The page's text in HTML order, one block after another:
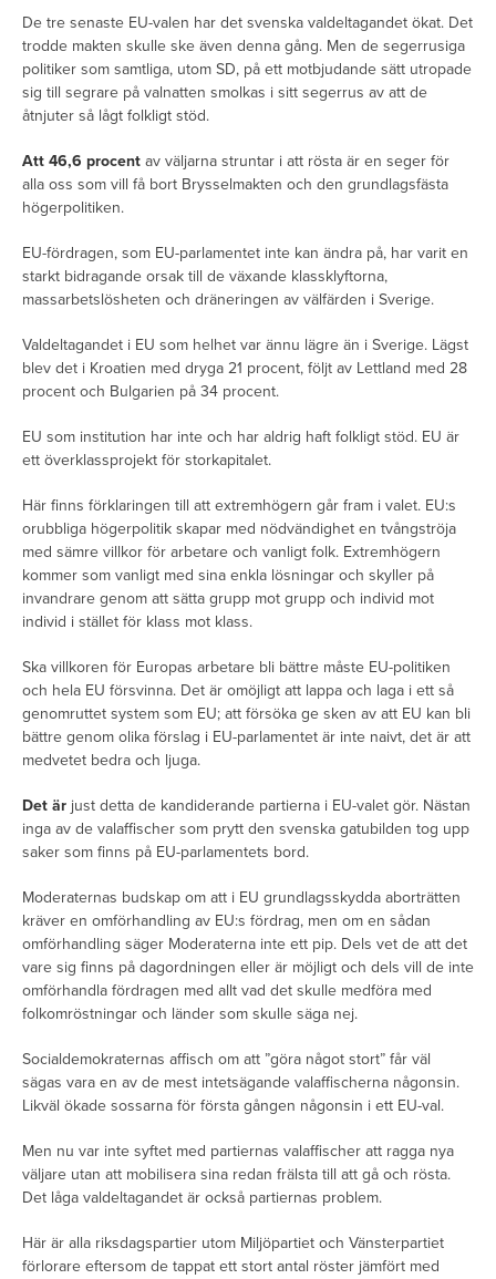
De tre senaste EU-valen har det svenska valdeltagandet ökat. Det
trodde makten skulle ske även denna gång. Men de segerrusiga
politiker som samtliga, utom SD, på ett motbjudande sätt utropade
sig till segrare på valnatten smolkas i sitt segerrus av att de
åtnjuter så lågt folkligt stöd.
Att 46,6 procent av väljarna struntar i att rösta är en seger för
alla oss som vill få bort Brysselmakten och den grundlagsfästa
högerpolitiken.
EU-fördragen, som EU-parlamentet inte kan ändra på, har varit en
starkt bidragande orsak till de växande klassklyftorna,
massarbetslösheten och dräneringen av välfärden i Sverige.
Valdeltagandet i EU som helhet var ännu lägre än i Sverige. Lägst
blev det i Kroatien med dryga 21 procent, följt av Lettland med 28
procent och Bulgarien på 34 procent.
EU som institution har inte och har aldrig haft folkligt stöd. EU är
ett överklassprojekt för storkapitalet.
Här finns förklaringen till att extremhögern går fram i valet. EU:s
orubbliga högerpolitik skapar med nödvändighet en tvångströja
med sämre villkor för arbetare och vanligt folk. Extremhögern
kommer som vanligt med sina enkla lösningar och skyller på
invandrare genom att sätta grupp mot grupp och individ mot
individ i stället för klass mot klass.
Ska villkoren för Europas arbetare bli bättre måste EU-politiken
och hela EU försvinna. Det är omöjligt att lappa och laga i ett så
genomruttet system som EU; att försöka ge sken av att EU kan bli
bättre genom olika förslag i EU-parlamentet är inte naivt, det är att
medvetet bedra och ljuga.
Det är just detta de kandiderande partierna i EU-valet gör. Nästan
inga av de valaffischer som prytt den svenska gatubilden tog upp
saker som finns på EU-parlamentets bord.
Moderaternas budskap om att i EU grundlagsskydda aborträtten
kräver en omförhandling av EU:s fördrag, men om en sådan
omförhandling säger Moderaterna inte ett pip. Dels vet de att det
vare sig finns på dagordningen eller är möjligt och dels vill de inte
omförhandla fördragen med allt vad det skulle medföra med
folkomröstningar och länder som skulle säga nej.
Socialdemokraternas affisch om att ”göra något stort” får väl
sägas vara en av de mest intetsägande valaffischerna någonsin.
Likväl ökade sossarna för första gången någonsin i ett EU-val.
Men nu var inte syftet med partiernas valaffischer att ragga nya
väljare utan att mobilisera sina redan frälsta till att gå och rösta.
Det låga valdeltagandet är också partiernas problem.
Här är alla riksdagspartier utom Miljöpartiet och Vänsterpartiet
förlorare eftersom de tappat ett stort antal röster jämfört med